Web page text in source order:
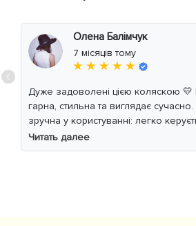
Олена Балімчук
7 місяців тому
★ ★ ★ ★ ★
Дуже задоволені цією коляскою
гарна, стильна та виглядає
зручна у користуванні: легко
м’який хід навіть по нерівній дорозі.
комфортно, просторе сидіння та
Читать далее